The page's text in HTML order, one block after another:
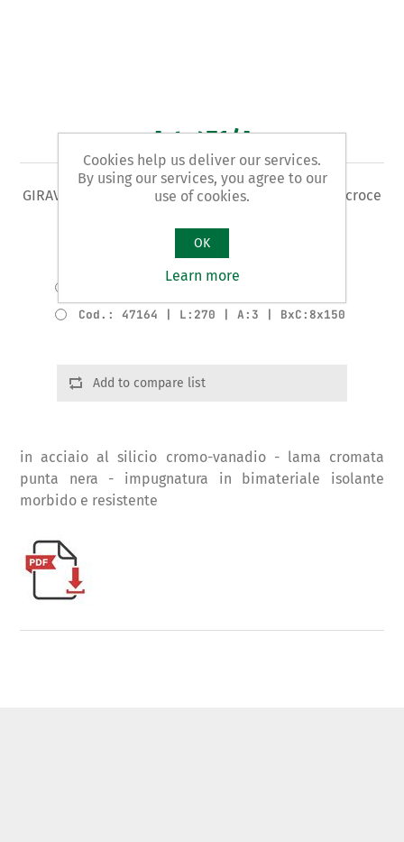
Art. 471/A
GIRAVITE Tipo POZIDRIV - per viti con impronta a croce
Varianti del prodotto
Cod.: 47162 | L:165 | A:1 | BxC:5x80
Cod.: 47164 | L:270 | A:3 | BxC:8x150
Add to compare list
in acciaio al silicio cromo-vanadio - lama cromata
punta nera - impugnatura in bimateriale isolante
morbido e resistente
Cookies help us deliver our services.
By using our services, you agree to our
use of cookies.
OK
Learn more